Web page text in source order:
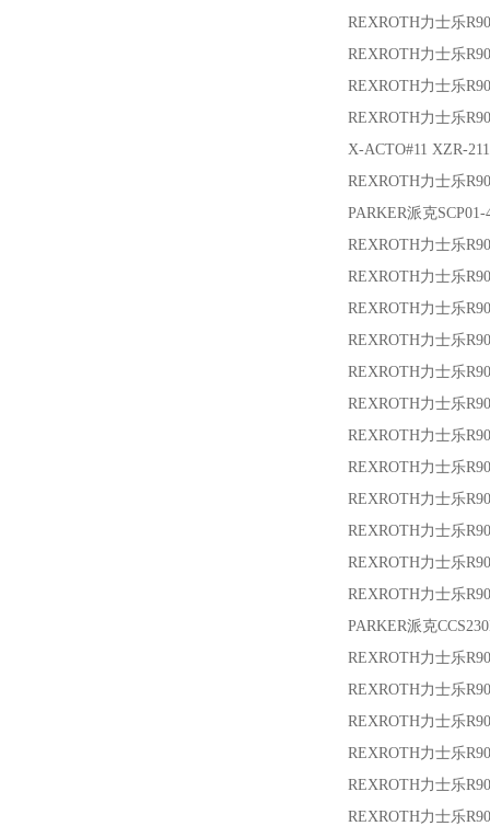
REXROTH力士乐
REXROTH力士乐
REXROTH力士乐
REXROTH力士乐
X-ACTO#11 XZR-211
REXROTH力士乐
PARKER派克
REXROTH力士乐
REXROTH力士乐
REXROTH力士乐
REXROTH力士乐
REXROTH力士乐
REXROTH力士乐
REXROTH力士乐
REXROTH力士乐
REXROTH力士乐
REXROTH力士乐
REXROTH力士乐
REXROTH力士乐
PARKER派克
REXROTH力士乐
REXROTH力士乐
REXROTH力士乐
REXROTH力士乐
REXROTH力士乐
REXROTH力士乐